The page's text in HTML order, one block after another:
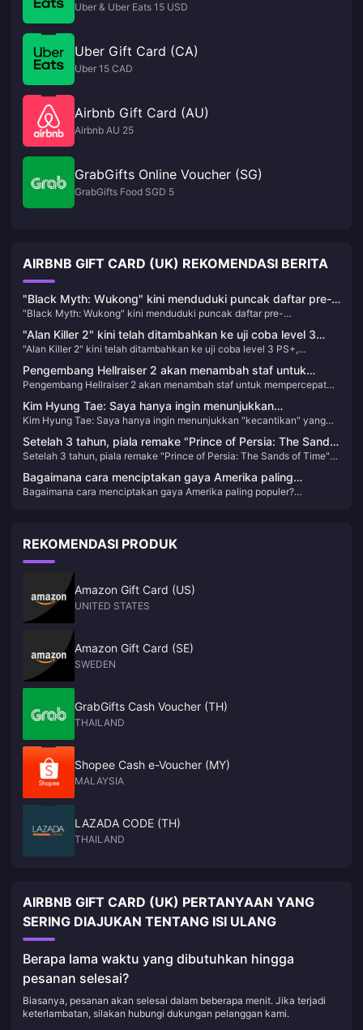
Uber & Uber Eats 15 USD
Uber Gift Card (CA)
Uber 15 CAD
Airbnb Gift Card (AU)
Airbnb AU 25
GrabGifts Online Voucher (SG)
GrabGifts Food SGD 5
AIRBNB GIFT CARD (UK) REKOMENDASI BERITA
"Black Myth: Wukong" kini menduduki puncak daftar pre-
order/terlaris di toko PSN HK
"Black Myth: Wukong" kini menduduki puncak daftar pre-
"Alan Killer 2" kini telah ditambahkan ke uji coba level 3
PS+, memungkinkan Anda merasakan konten game selama
3 jam
"Alan Killer 2" kini telah ditambahkan ke uji coba level 3 PS+,
Pengembang Hellraiser 2 akan menambah staf untuk
mempercepat pengembangan konten baru untuk game
tersebut
Pengembang Hellraiser 2 akan menambah staf untuk mempercepat
Kim Hyung Tae: Saya hanya ingin menunjukkan
"kecantikan" yang lebih ideal dalam game!
Kim Hyung Tae: Saya hanya ingin menunjukkan "kecantikan" yang
Setelah 3 tahun, piala remake "Prince of Persia: The Sands
of Time" muncul lagi di latar belakang
Setelah 3 tahun, piala remake "Prince of Persia: The Sands of Time"
Bagaimana cara menciptakan gaya Amerika paling
populer? Wawancara eksklusif dengan Ergan, RPG dunia
Bagaimana cara menciptakan gaya Amerika paling populer?
REKOMENDASI PRODUK
Amazon Gift Card (US)
UNITED STATES
Amazon Gift Card (SE)
SWEDEN
GrabGifts Cash Voucher (TH)
THAILAND
Shopee Cash e-Voucher (MY)
MALAYSIA
LAZADA CODE (TH)
THAILAND
AIRBNB GIFT CARD (UK) PERTANYAAN YANG
SERING DIAJUKAN TENTANG ISI ULANG
Berapa lama waktu yang dibutuhkan hingga
pesanan selesai?
Biasanya, pesanan akan selesai dalam beberapa menit. Jika terjadi
keterlambatan, silakan hubungi dukungan pelanggan kami.